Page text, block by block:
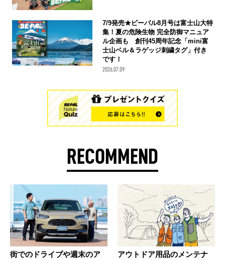
7/9発売★ビーパル8月号は富士山大特
集！夏の危険生物 完全防御マニュア
ル企画も 創刊45周年記念「mini富
士山ベル＆ラゲッジ刺繍タグ」付き
です！
2026.07.09
RECOMMEND
街でのドライブや週末のア
アウトドア用品のメンテナ